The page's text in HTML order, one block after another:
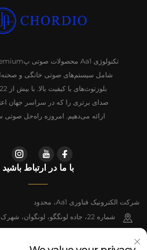
شامل سیستم‌های صوتی خانگی و
صدای برتری را که در سراسر جهان
ارائه می‌دهیم. امروزه راه‌حل
با ما در ارتباط باشید
شرکت الکترونیک فناوری Aa1، محدود
شماره 22، جاده لونگگو، لونگوان،
+86-13543438471